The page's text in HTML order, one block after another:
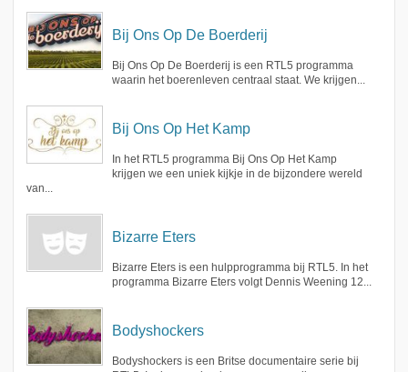
Bij Ons Op De Boerderij
Bij Ons Op De Boerderij is een RTL5 programma
waarin het boerenleven centraal staat. We krijgen...
Bij Ons Op Het Kamp
In het RTL5 programma Bij Ons Op Het Kamp
krijgen we een uniek kijkje in de bijzondere wereld
van...
Bizarre Eters
Bizarre Eters is een hulpprogramma bij RTL5. In het
programma Bizarre Eters volgt Dennis Weening 12...
Bodyshockers
Bodyshockers is een Britse documentaire serie bij